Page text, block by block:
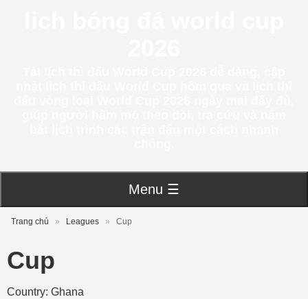
Menu ☰
Trang chủ » Leagues » Cup
Cup
Country: Ghana